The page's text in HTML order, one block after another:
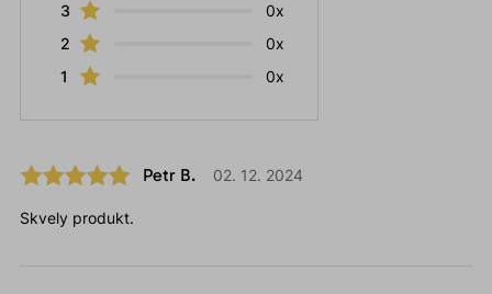
3
0x
2
0x
1
0x
Petr B. 02. 12. 2024
Skvely produkt.